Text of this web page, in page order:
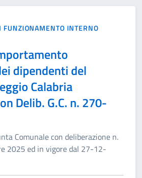
FUNZIONAMENTO INTERNO
dipendenti del
Calabria
Delib. G.C. n. 270-
Comunale con deliberazione n.
2025 ed in vigore dal 27-12-